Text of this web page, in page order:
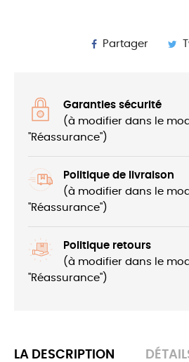
Partager
Garanties sécurité
(à modifier dans le
"Réassurance")
Politique de livraison
(à modifier dans le
"Réassurance")
Politique retours
(à modifier dans le
"Réassurance")
LA DESCRIPTION